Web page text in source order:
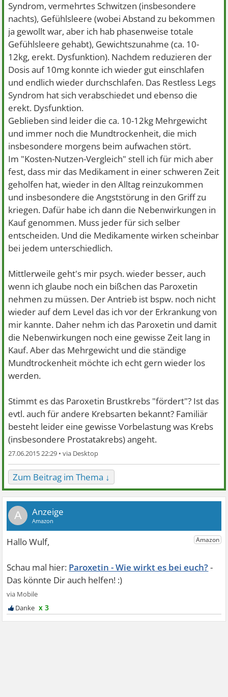
Syndrom, vermehrtes Schwitzen (insbesondere
nachts), Gefühlsleere (wobei Abstand zu bekommen
ja gewollt war, aber ich hab phasenweise totale
Gefühlsleere gehabt), Gewichtszunahme (ca. 10-
12kg, erekt. Dysfunktion). Nachdem reduzieren der
Dosis auf 10mg konnte ich wieder gut einschlafen
und endlich wieder durchschlafen. Das Restless Legs
Syndrom hat sich verabschiedet und ebenso die
erekt. Dysfunktion.
Geblieben sind leider die ca. 10-12kg Mehrgewicht
und immer noch die Mundtrockenheit, die mich
insbesondere morgens beim aufwachen stört.
Im "Kosten-Nutzen-Vergleich" stell ich für mich aber
fest, dass mir das Medikament in einer schweren Zeit
geholfen hat, wieder in den Alltag reinzukommen
und insbesondere die Angststörung in den Griff zu
kriegen. Dafür habe ich dann die Nebenwirkungen in
Kauf genommen. Muss jeder für sich selber
entscheiden. Und die Medikamente wirken scheinbar
bei jedem unterschiedlich.
Mittlerweile geht's mir psych. wieder besser, auch
wenn ich glaube noch ein bißchen das Paroxetin
nehmen zu müssen. Der Antrieb ist bspw. noch nicht
wieder auf dem Level das ich vor der Erkrankung von
mir kannte. Daher nehm ich das Paroxetin und damit
die Nebenwirkungen noch eine gewisse Zeit lang in
Kauf. Aber das Mehrgewicht und die ständige
Mundtrockenheit möchte ich echt gern wieder los
werden.
Stimmt es das Paroxetin Brustkrebs "fördert"? Ist das
evtl. auch für andere Krebsarten bekannt? Familiär
besteht leider eine gewisse Vorbelastung was Krebs
(insbesondere Prostatakrebs) angeht.
27.06.2015 22:29 •
Zum Beitrag im Thema ↓
A
Paroxetin - Wie wirkt es bei euch?
x 3